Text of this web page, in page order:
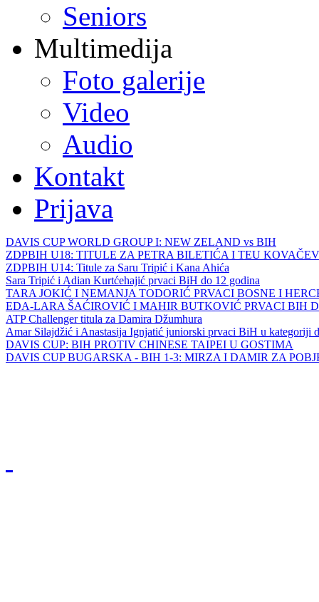
Seniors
Multimedija
Foto galerije
Video
Audio
Kontakt
Prijava
DAVIS CUP WORLD GROUP I: NEW ZELAND vs BIH
ZDPBIH U18: TITULE ZA PETRA BILETIĆA I TEU
ZDPBIH U14: Titule za Saru Tripić i Kana Ahića
Sara Tripić i Adian Kurtćehajić prvaci BiH do 12 godina
TARA JOKIĆ I NEMANJA TODORIĆ PRVACI BOSNE I
EDA-LARA ŠAĆIROVIĆ I MAHIR BUTKOVIĆ PRVACI BIH
ATP Challenger titula za Damira Džumhura
Amar Silajdžić i Anastasija Ignjatić juniorski prvaci BiH u kategoriji
DAVIS CUP: BIH PROTIV CHINESE TAIPEI U GOSTIMA
DAVIS CUP BUGARSKA - BIH 1-3: MIRZA I DAMIR ZA